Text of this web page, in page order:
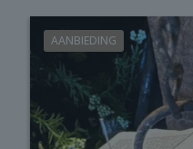
AANBIEDING